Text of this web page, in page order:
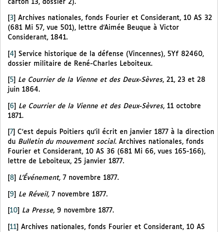
carton 13, dossier 2).
3
Archives nationales, fonds Fourier et Considerant, 10 AS 32
(681 Mi 57, vue 501), lettre d’Aimée Beuque à Victor
Considerant, 1841.
[4] Service historique de la défense (Vincennes), 5Yf 82460,
dossier militaire de René-Charles Leboiteux.
5 Le Courrier de la Vienne et des Deux-Sèvres, 21, 23 et 28
juin 1864.
[6] Le Courrier de la Vienne et des Deux-Sèvres, 11 octobre
1871.
7
C’est depuis Poitiers qu’il écrit en janvier 1877 à la direction
du Bulletin du mouvement social. Archives nationales, fonds
Fourier et Considerant, 10 AS 36 (681 Mi 66, vues 165-166),
lettre de Leboiteux, 25 janvier 1877.
8 L’Événement, 7 novembre 1877.
[9] Le Réveil, 7 novembre 1877.
10 La Presse, 9 novembre 1877.
[11] Archives nationales, fonds Fourier et Considerant, 10 AS